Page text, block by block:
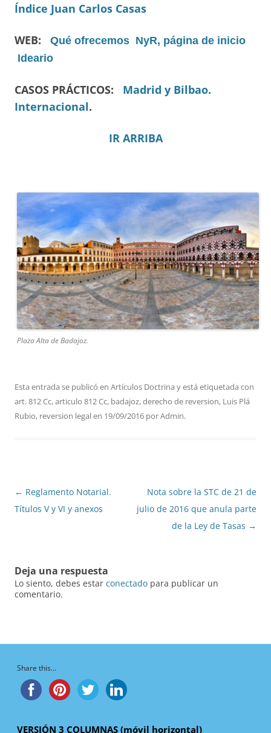
Índice Juan Carlos Casas
WEB: Qué ofrecemos NyR, página de inicio
Ideario
CASOS PRÁCTICOS: Madrid y Bilbao.
Internacional.
IR ARRIBA
Plaza Alta de Badajoz.
Esta entrada se publicó en Artículos Doctrina y está etiquetada con
art. 812 Cc,articulo 812 Cc, badajoz,derecho de reversion, Luis Plá
Rubio, reversion legalen 19/09/2016 porAdmin.
Navegación
de
← Reglamento Notarial.
Títulos V y VI y anexos
Nota sobre la STC de 21 de
julio de 2016 que anula parte
de la Ley de Tasas →
Deja una respuesta
Lo siento, debes estar conectado para publicar un
comentario.
Share this...
VERSIÓN 3 COLUMNAS (móvil horizontal)